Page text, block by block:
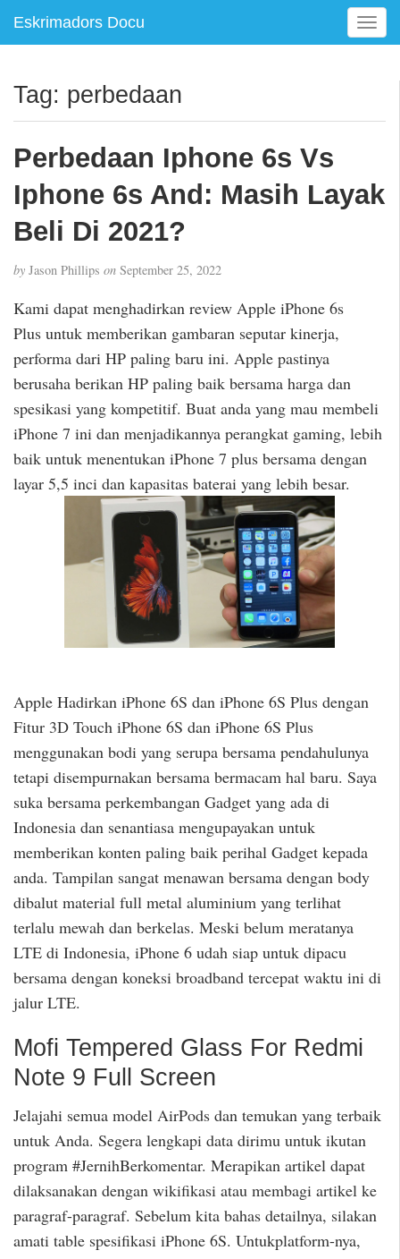
Eskrimadors Docu
T
o
e
v
i
Tag: perbedaan
Perbedaan Iphone 6s Vs
Iphone 6s And: Masih Layak
Beli Di 2021?
by Jason Phillips on September 25, 2022
Kami dapat menghadirkan review Apple iPhone 6s
Plus untuk memberikan gambaran seputar kinerja,
performa dari HP paling baru ini. Apple pastinya
berusaha berikan HP paling baik bersama harga dan
spesikasi yang kompetitif. Buat anda yang mau membeli
iPhone 7 ini dan menjadikannya perangkat gaming, lebih
baik untuk menentukan iPhone 7 plus bersama dengan
layar 5,5 inci dan kapasitas baterai yang lebih besar.
Apple Hadirkan iPhone 6S dan iPhone 6S Plus dengan
Fitur 3D Touch iPhone 6S dan iPhone 6S Plus
menggunakan bodi yang serupa bersama pendahulunya
tetapi disempurnakan bersama bermacam hal baru. Saya
suka bersama perkembangan Gadget yang ada di
Indonesia dan senantiasa mengupayakan untuk
memberikan konten paling baik perihal Gadget kepada
anda. Tampilan sangat menawan bersama dengan body
dibalut material full metal aluminium yang terlihat
terlalu mewah dan berkelas. Meski belum meratanya
LTE di Indonesia, iPhone 6 udah siap untuk dipacu
bersama dengan koneksi broadband tercepat waktu ini di
jalur LTE.
Mofi Tempered Glass For Redmi
Note 9 Full Screen
Jelajahi semua model AirPods dan temukan yang terbaik
untuk Anda. Segera lengkapi data dirimu untuk ikutan
program #JernihBerkomentar. Merapikan artikel dapat
dilaksanakan dengan wikifikasi atau membagi artikel ke
paragraf-paragraf. Sebelum kita bahas detailnya, silakan
amati table spesifikasi iPhone 6S. Untukplatform-nya,